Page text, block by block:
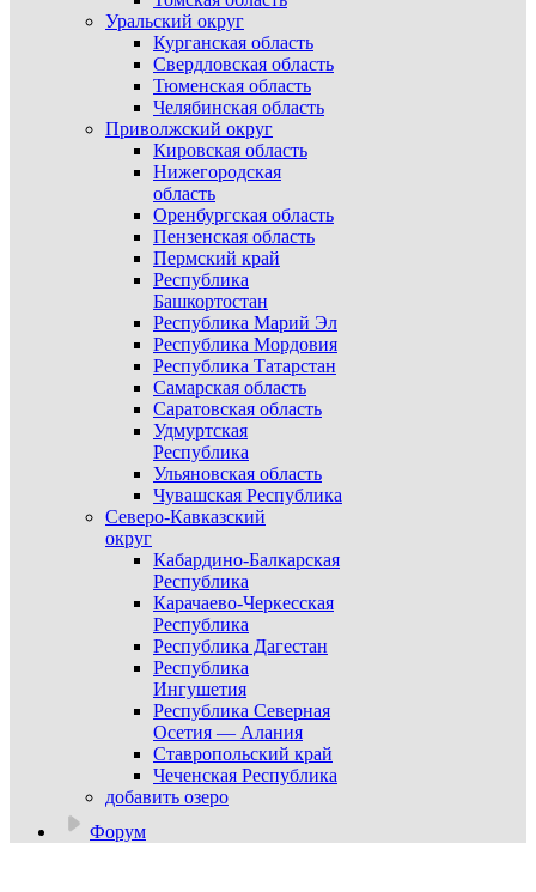
Уральский округ
Курганская область
Свердловская область
Тюменская область
Челябинская область
Приволжский округ
Кировская область
Нижегородская
область
Оренбургская область
Пензенская область
Пермский край
Республика
Башкортостан
Республика Марий Эл
Республика Мордовия
Республика Татарстан
Самарская область
Саратовская область
Удмуртская
Республика
Ульяновская область
Чувашская Республика
Северо-Кавказский
округ
Кабардино-Балкарская
Республика
Карачаево-Черкесская
Республика
Республика Дагестан
Республика
Ингушетия
Республика Северная
Осетия — Алания
Ставропольский край
Чеченская Республика
добавить озеро
Форум